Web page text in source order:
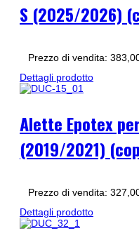
S (2025/2026)
Prezzo di vendita:
Dettagli prodotto
Alette Epotex
(2019/2021)
Prezzo di vendita:
Dettagli prodotto